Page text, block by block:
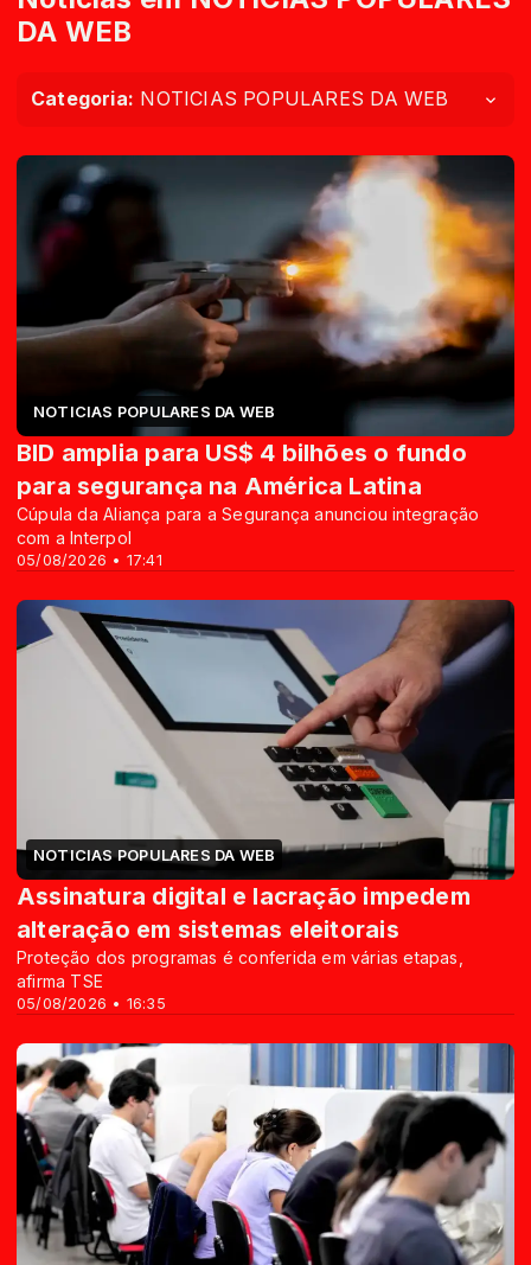
DA WEB
Categoria: NOTICIAS POPULARES DA WEB
NOTICIAS POPULARES DA WEB
05/08/2026 • 17:41
BID amplia para US$ 4 bilhões o fundo
para segurança na América Latina
Cúpula da Aliança para a Segurança anunciou integração
com a Interpol
NOTICIAS POPULARES DA WEB
05/08/2026 • 16:35
Assinatura digital e lacração impedem
alteração em sistemas eleitorais
Proteção dos programas é conferida em várias etapas,
afirma TSE